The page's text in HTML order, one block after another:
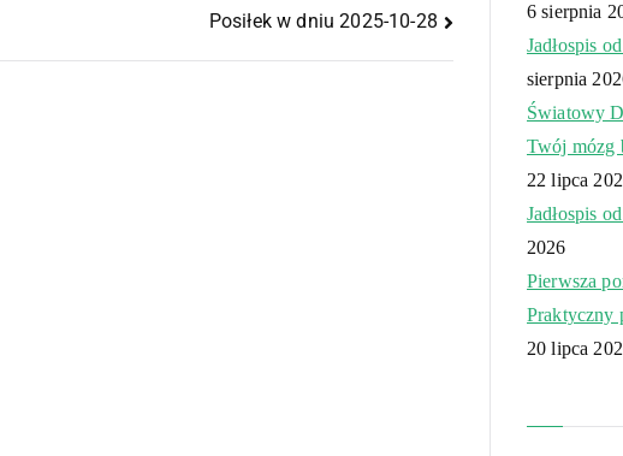
Posiłek w dniu 2025-10-28
6 sierpnia
Jadłospis
sierpnia
Światowy
Twój mózg
22 lipca
Jadłospis
2026
Pierwsza
Praktyczny
20 lipca